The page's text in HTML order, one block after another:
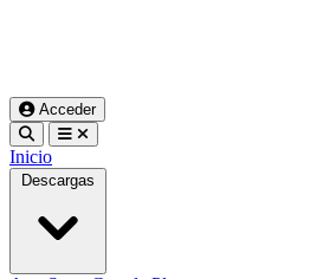
Acceder
Inicio
Descargas